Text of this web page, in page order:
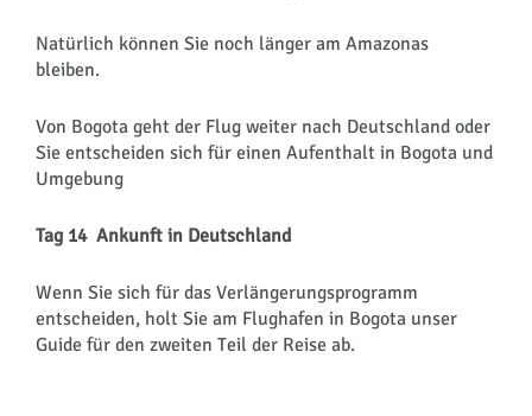
Natürlich können Sie noch länger am Amazonas
bleiben.
Von Bogota geht der Flug weiter nach Deutschland oder
Sie entscheiden sich für einen Aufenthalt in Bogota und
Umgebung
Tag 14 Ankunft in Deutschland
Wenn Sie sich für das Verlängerungsprogramm
entscheiden, holt Sie am Flughafen in Bogota unser
Guide für den zweiten Teil der Reise ab.